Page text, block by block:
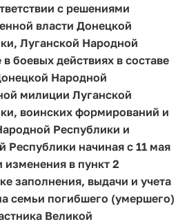
с решениями
власти Донецкой
Луганской Народной
боевых действиях в составе
Народной
милиции Луганской
воинских формирований и
Республики и
Республики начиная с 11 мая
изменения в пункт 2
заполнения, выдачи и учета
семьи погибшего (умершего)
Великой